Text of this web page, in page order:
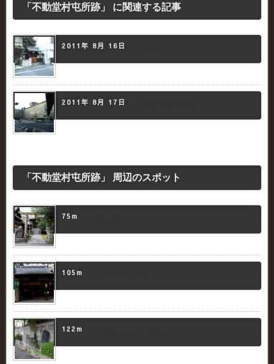
「不動堂村屯所跡」 に関連する記事
2011年 8月 16日
2011年 8月 17日
「不動堂村屯所跡」 周辺のスポット
75m
105m
122m